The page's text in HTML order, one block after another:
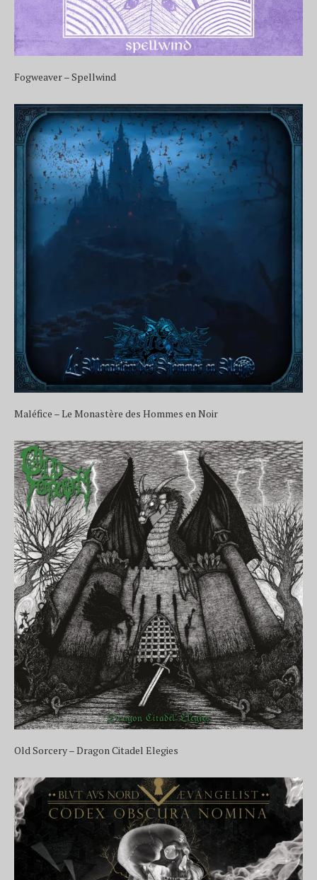
Fogweaver – Spellwind
Maléfice – Le Monastère des Hommes en Noir
Old Sorcery – Dragon Citadel Elegies